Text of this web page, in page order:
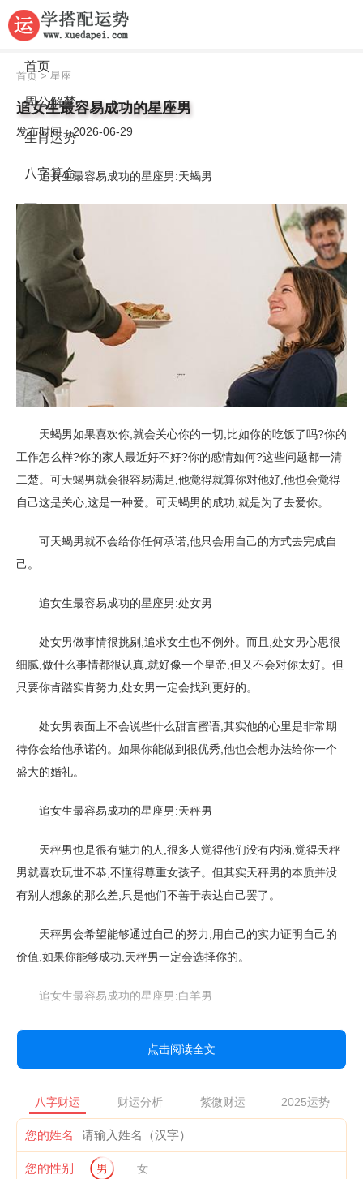
首页
周公解梦
生肖运势
八字算命
名字
星座
首页>星座
追女生最容易成功的星座男
发布时间：2026-06-29
追女生最容易成功的星座男:天蝎男
天蝎男如果喜欢你,就会关心你的一切,比如你的吃饭了吗?你的
工作怎么样?你的家人最近好不好?你的感情如何?这些问题都一清
二楚。可天蝎男就会很容易满足,他觉得就算你对他好,他也会觉得
自己这是关心,这是一种爱。可天蝎男的成功,就是为了去爱你。
可天蝎男就不会给你任何承诺,他只会用自己的方式去完成自
己。
追女生最容易成功的星座男:处女男
处女男做事情很挑剔,追求女生也不例外。而且,处女男心思很
细腻,做什么事情都很认真,就好像一个皇帝,但又不会对你太好。但
只要你肯踏实肯努力,处女男一定会找到更好的。
处女男表面上不会说些什么甜言蜜语,其实他的心里是非常期
待你会给他承诺的。如果你能做到很优秀,他也会想办法给你一个
盛大的婚礼。
追女生最容易成功的星座男:天秤男
天秤男也是很有魅力的人,很多人觉得他们没有内涵,觉得天秤
男就喜欢玩世不恭,不懂得尊重女孩子。但其实天秤男的本质并没
有别人想象的那么差,只是他们不善于表达自己罢了。
天秤男会希望能够通过自己的努力,用自己的实力证明自己的
价值,如果你能够成功,天秤男一定会选择你的。
追女生最容易成功的星座男:白羊男
白羊男的性格是很直爽的,如果你想让白羊男对你有好感的话,
一定要有足够的勇气和耐心,而且要给他们足够的信任,不能玩什么
耐心和爱来。白羊男的性格是很直接的,如果你是一个什么都不懂
的女人,在感情中白羊男也是很容易变心的。也许你的身上没有白
有比较大的转变呢!白羊座的男人对于爱情一直是自信满满的,不过
点击阅读全文
八字财运 财运分析 紫微财运 2025运势
您的姓名
您的性别 男 女